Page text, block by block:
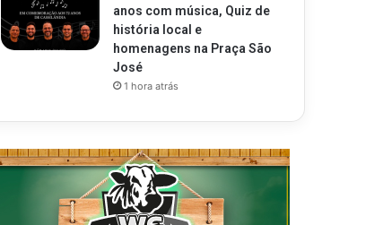
anos com música, Quiz de
história local e
homenagens na Praça São
José
1 hora atrás